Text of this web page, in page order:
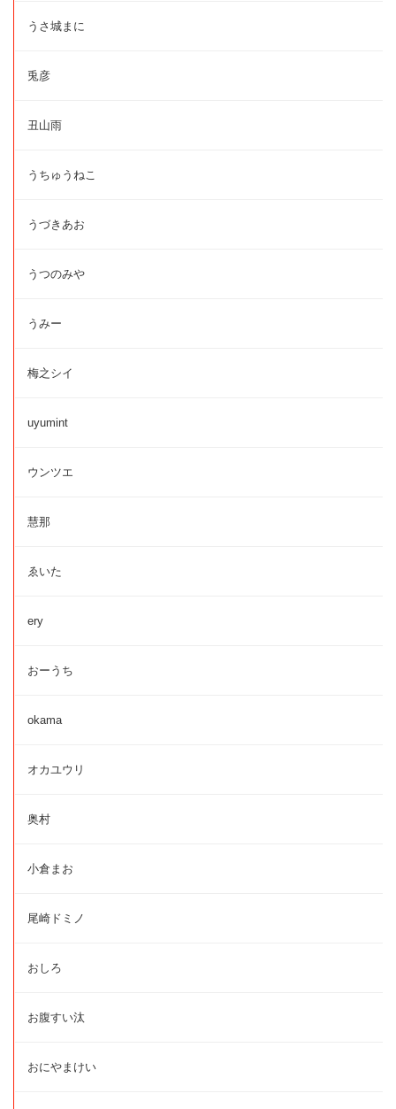
うさ城まに
兎彦
丑山雨
うちゅうねこ
うづきあお
うつのみや
うみー
梅之シイ
uyumint
ウンツエ
慧那
ゑいた
ery
おーうち
okama
オカユウリ
奥村
小倉まお
尾崎ドミノ
おしろ
お腹すい汰
おにやまけい